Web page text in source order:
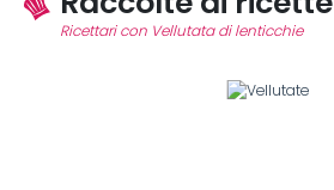
Ricettari con Vellutata di lenticchie